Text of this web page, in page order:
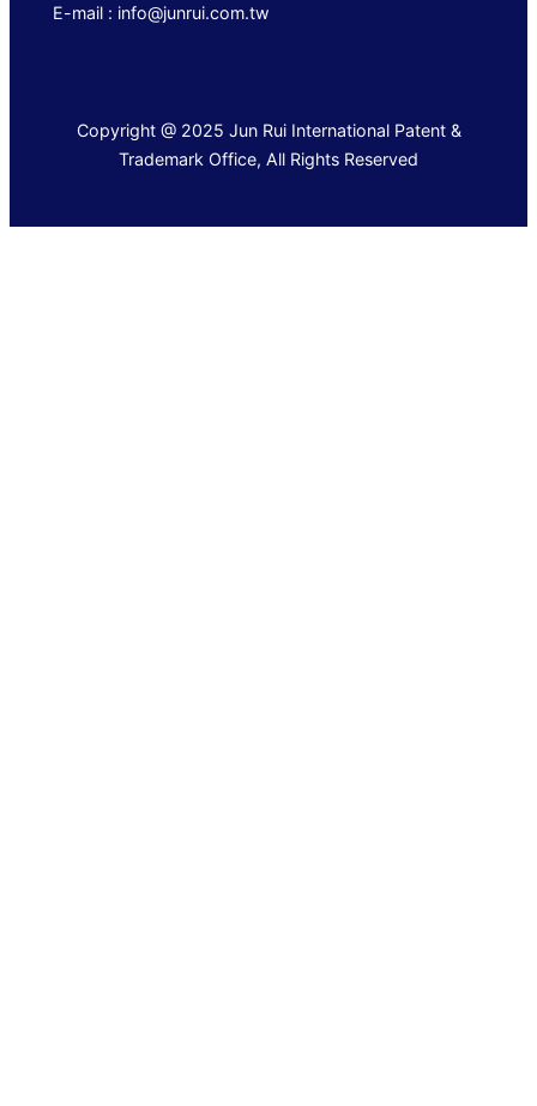
E-mail : info@junrui.com.tw
Copyright @ 2025 Jun Rui International Patent &
Trademark Office, All Rights Reserved